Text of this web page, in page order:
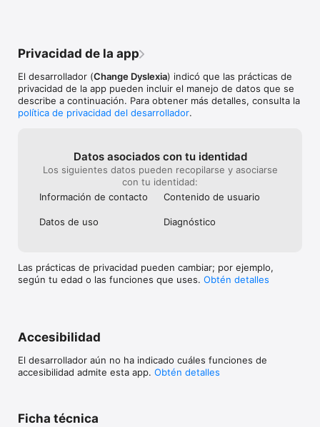
y reconocida por prestigiosos premios. Además, gracias al
disfrutar de Dytective sin coste para tu colegio.
– Para terapeutas: formarás parte de la red educativa más
innovadora que dará prestigio a tu trabajo y más de 240.000
personalización automática de los ejercicios y la generación
automática de los informes. Fideliza a tus clientes
ofreciéndoles una herramienta científicamente validada,
través de un juego, contarás con el apoyo de profesionales
Privacidad de la app
El desarrollador (Change Dyslexia) indicó que las prácticas de
privacidad de la app pueden incluir el manejo de datos que se
describe a continuación. Para obtener más detalles, consulta la
política de privacidad del desarrollador.
Datos asociados con tu identidad
Los siguientes datos pueden recopilarse y asociarse
con tu identidad:
Información de contacto
Contenido de usuario
Datos de uso Diagnóstico
Las prácticas de privacidad pueden cambiar; por ejemplo,
según tu edad o las funciones que uses. Obtén detalles
Accesibilidad
El desarrollador aún no ha indicado cuáles funciones de
accesibilidad admite esta app. Obtén detalles
Ficha técnica